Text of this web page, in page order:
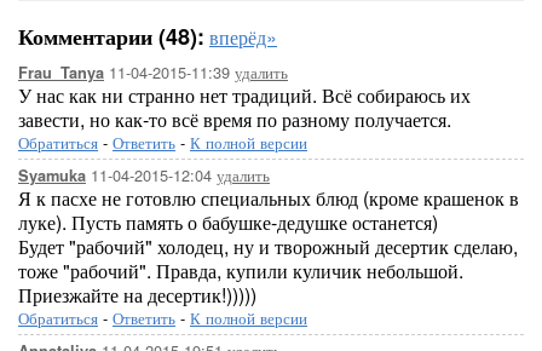
Комментарии (48): вперёд»
Frau_Tanya 11-04-2015-11:39 удалить
У нас как ни странно нет традиций. Всё собираюсь их
завести, но как-то всё время по разному получается.
Обратиться - Ответить - К полной версии
Syamuka 11-04-2015-12:04 удалить
Я к пасхе не готовлю специальных блюд (кроме крашенок в
луке). Пусть память о бабушке-дедушке останется)
Будет "рабочий" холодец, ну и творожный десертик сделаю,
тоже "рабочий". Правда, купили куличик небольшой.
Приезжайте на десертик!)))))
Обратиться - Ответить - К полной версии